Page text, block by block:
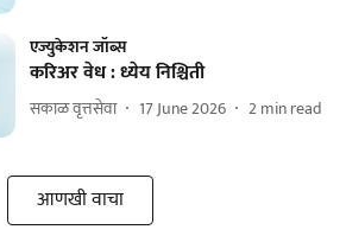
एज्युकेशन जॉब्स
करिअर वेध : ध्येय निश्चिती
सकाळ वृत्तसेवा 17 June 2026 2min read
आणखी वाचा